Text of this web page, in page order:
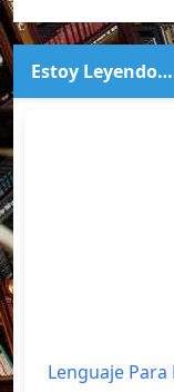
Estoy
Lenguaje